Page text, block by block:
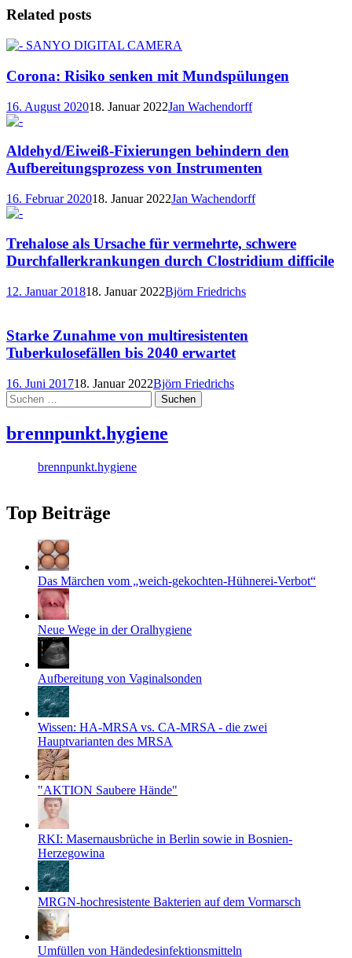
Related posts
Corona: Risiko senken mit Mundspülungen
16. August 202018. Januar 2022Jan Wachendorff
Aldehyd/Eiweiß-Fixierungen behindern den
Aufbereitungsprozess von Instrumenten
16. Februar 202018. Januar 2022Jan Wachendorff
Trehalose als Ursache für vermehrte, schwere
Durchfallerkrankungen durch Clostridium difficile
12. Januar 201818. Januar 2022Björn Friedrichs
Starke Zunahme von multiresistenten
Tuberkulosefällen bis 2040 erwartet
16. Juni 201718. Januar 2022Björn Friedrichs
Suchen
nach:
brennpunkt.hygiene
brennpunkt.hygiene
Top Beiträge
Das Märchen vom „weich-gekochten-Hühnerei-Verbot“
Neue Wege in der Oralhygiene
Aufbereitung von Vaginalsonden
Wissen: HA-MRSA vs. CA-MRSA - die zwei
Hauptvarianten des MRSA
"AKTION Saubere Hände"
RKI: Masernausbrüche in Berlin sowie in Bosnien-
Herzegowina
MRGN-hochresistente Bakterien auf dem Vormarsch
Umfüllen von Händedesinfektionsmitteln